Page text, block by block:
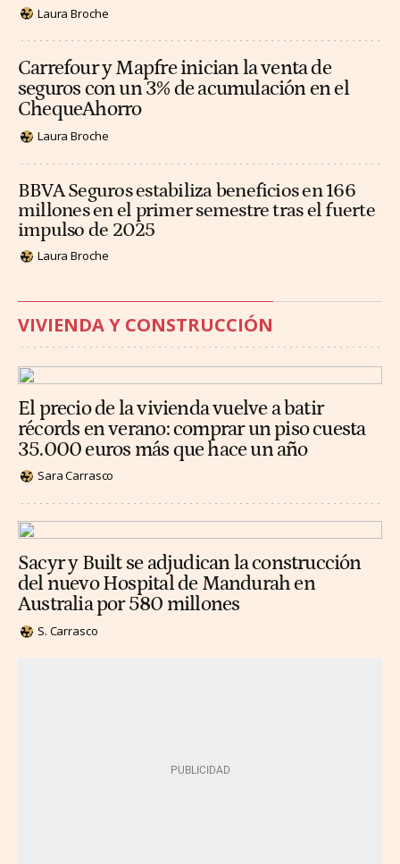
Laura Broche
Carrefour y Mapfre inician la venta de
seguros con un 3% de acumulación en el
ChequeAhorro
Laura Broche
BBVA Seguros estabiliza beneficios en 166
millones en el primer semestre tras el fuerte
impulso de 2025
Laura Broche
VIVIENDA Y CONSTRUCCIÓN
El precio de la vivienda vuelve a batir
récords en verano: comprar un piso cuesta
35.000 euros más que hace un año
Sara Carrasco
Sacyr y Built se adjudican la construcción
del nuevo Hospital de Mandurah en
Australia por 580 millones
S. Carrasco